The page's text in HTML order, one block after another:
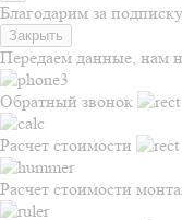
Благодарим за подписку
Закрыть
Передаем данные, нам
Обратный звонок
Расчет стоимости
Расчет стоимости